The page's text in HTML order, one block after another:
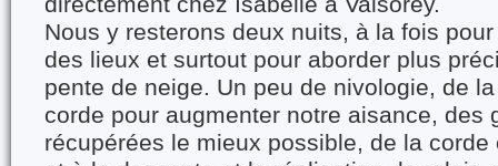
Nous y resterons deux nuits, à la fois
des lieux et surtout pour aborder plus
pente de neige. Un peu de nivologie, de
corde pour augmenter notre aisance, des
récupérées le mieux possible, de la